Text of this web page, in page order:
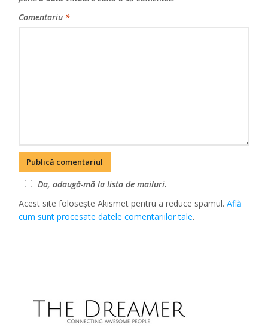
Comentariu *
Da, adaugă-mă la lista de mailuri.
Acest site folosește Akismet pentru a reduce spamul.Află
cum sunt procesate datele comentariilor tale.